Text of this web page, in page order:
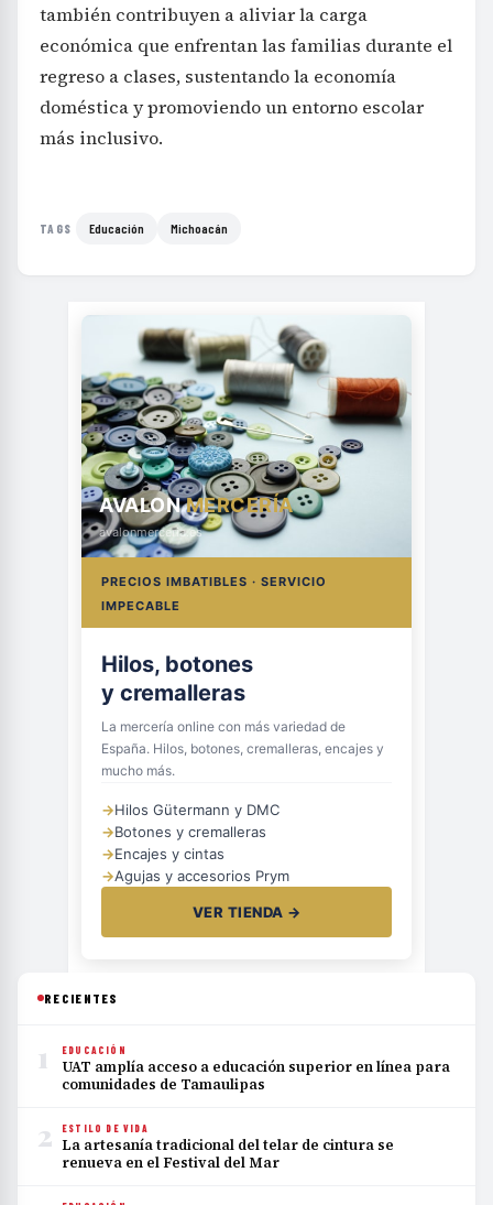
también contribuyen a aliviar la carga
económica que enfrentan las familias durante el
regreso a clases, sustentando la economía
doméstica y promoviendo un entorno escolar
más inclusivo.
TAGS Educación Michoacán
AVALONMERCERÍA
avalonmerceria.es
PRECIOS IMBATIBLES · SERVICIO
IMPECABLE
Hilos, botones
y cremalleras
La mercería online con más variedad de
España. Hilos, botones, cremalleras, encajes y
mucho más.
→Hilos Gütermann y DMC
→Botones y cremalleras
→Encajes y cintas
→Agujas y accesorios Prym
VER TIENDA →
RECIENTES
1 EDUCACIÓN
UAT amplía acceso a educación superior en línea para
comunidades de Tamaulipas
2 ESTILO DE VIDA
La artesanía tradicional del telar de cintura se
renueva en el Festival del Mar